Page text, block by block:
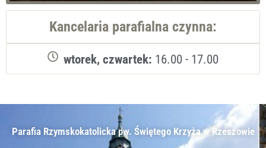
Kancelaria parafialna czynna:
wtorek, czwartek: 16.00 - 17.00
Parafia Rzymskokatolicka pw. Świętego Krzyża w Rzeszowie​